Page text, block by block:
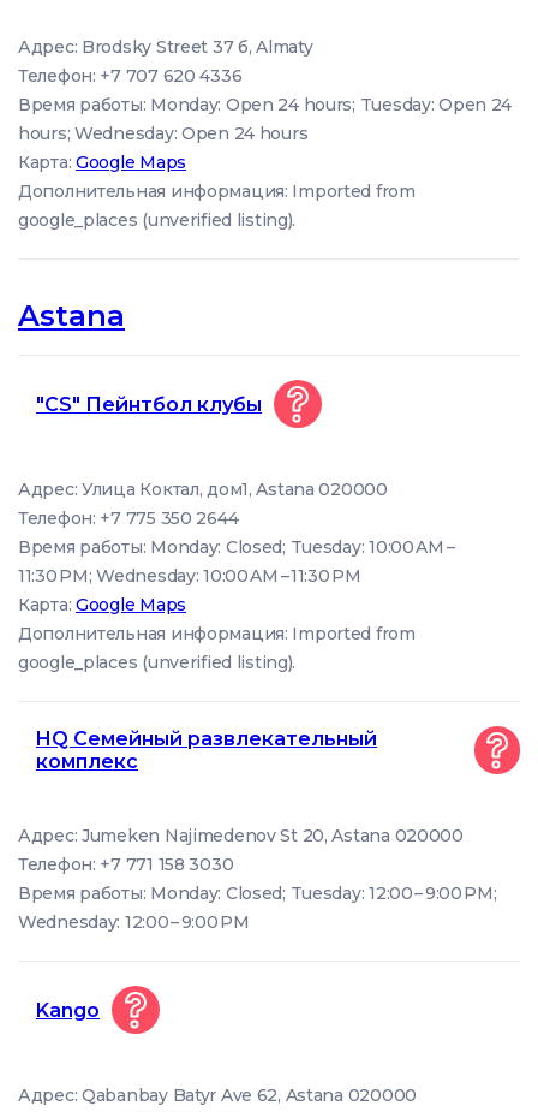
Адрес: Brodsky Street 37 б, Almaty
Телефон: +7 707 620 4336
Время работы: Monday: Open 24 hours; Tuesday: Open 24
hours; Wednesday: Open 24 hours
Карта:Google Maps
Дополнительная информация: Imported from
google_places (unverified listing).
Astana
"CS" Пейнтбол клубы
Адрес: Улица Коктал, дом1, Astana 020000
Телефон: +7 775 350 2644
Время работы: Monday: Closed; Tuesday: 10:00 AM –
11:30 PM; Wednesday: 10:00 AM – 11:30 PM
Карта:Google Maps
Дополнительная информация: Imported from
google_places (unverified listing).
HQ Семейный развлекательный
комплекс
Адрес: Jumeken Najimedenov St 20, Astana 020000
Телефон: +7 771 158 3030
Время работы: Monday: Closed; Tuesday: 12:00 – 9:00 PM;
Wednesday: 12:00 – 9:00 PM
Kango
Адрес: Qabanbay Batyr Ave 62, Astana 020000